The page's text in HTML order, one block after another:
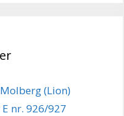
Molberg (Lion)
E nr. 926/927